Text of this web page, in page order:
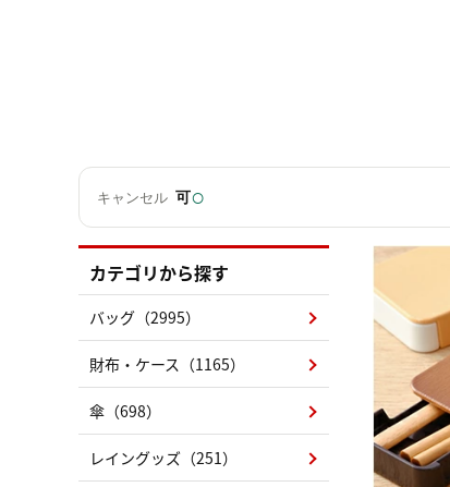
キャンセル 可○
カテゴリから探す
バッグ（2995）
財布・ケース（1165）
傘（698）
レイングッズ（251）